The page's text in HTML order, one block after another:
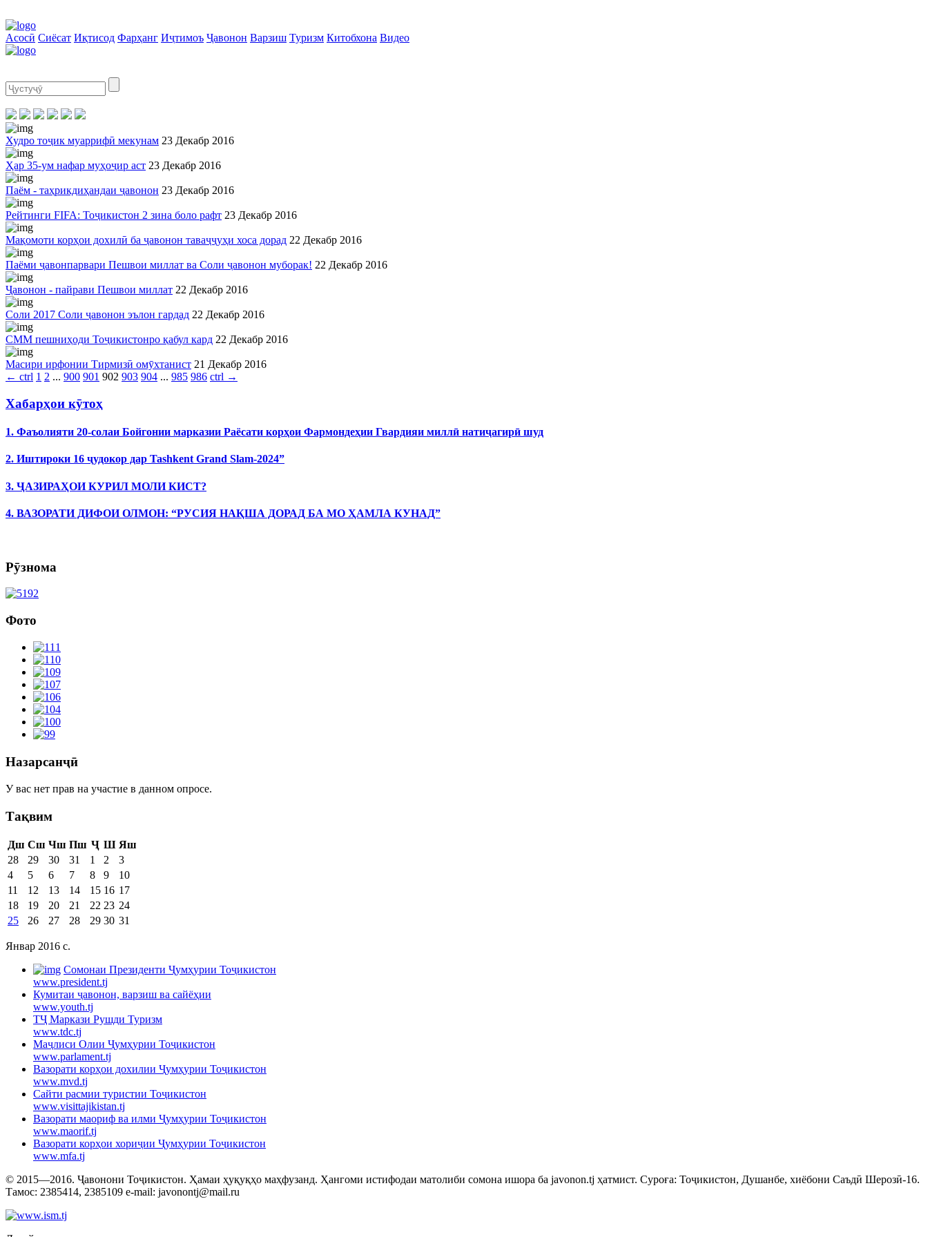
Асосӣ Сиёсат Иқтисод Фарҳанг Иҷтимоъ Ҷавонон Варзиш Туризм Китобхона Видео
Худро тоҷик муаррифӣ мекунам 23 Декабр 2016
Ҳар 35-ум нафар муҳоҷир аст 23 Декабр 2016
Паём - таҳрикдиҳандаи ҷавонон 23 Декабр 2016
Рейтинги FIFA: Тоҷикистон 2 зина боло рафт 23 Декабр 2016
Мақомоти корҳои дохилӣ ба ҷавонон таваҷҷуҳи хоса дорад 22 Декабр 2016
Паёми ҷавонпарвари Пешвои миллат ва Соли ҷавонон муборак! 22 Декабр 2016
Ҷавонон - пайрави Пешвои миллат 22 Декабр 2016
Соли 2017 Соли ҷавонон эълон гардад 22 Декабр 2016
СММ пешниҳоди Тоҷикистонро қабул кард 22 Декабр 2016
Масири ирфонии Тирмизӣ омӯхтанист 21 Декабр 2016
← ctrl 1 2 ... 900 901 902 903 904 ... 985 986 ctrl →
Хабарҳои кӯтоҳ
1. Фаъолияти 20-солаи Бойгонии марказии Раёсати корҳои Фармондеҳии Гвардияи миллӣ натиҷагирӣ шуд
2. Иштироки 16 ҷудокор дар Tashkent Grand Slam-2024”
3. ҶАЗИРАҲОИ КУРИЛ МОЛИ КИСТ?
4. ВАЗОРАТИ ДИФОИ ОЛМОН: “РУСИЯ НАҚША ДОРАД БА МО ҲАМЛА КУНАД”
Рӯзнома
Фото
Назарсанҷӣ
У вас нет прав на участие в данном опросе.
Тақвим
Дш Сш Чш Пш Ҷ Ш Яш
28
29 30 31 1 2
3
4
5 6 7 8 9
10
11
12 13 14 15 16 17
18
19 20 21 22 23 24
25
26 27 28 29 30 31
Январ 2016 c.
Cомонаи Президенти Ҷумҳурии Тоҷикистон
www.president.tj
Кумитаи ҷавонон, варзиш ва сайёҳии
www.youth.tj
ТҶ Маркази Рушди Туризм
www.tdc.tj
Маҷлиси Олии Ҷумҳурии Тоҷикистон
www.parlament.tj
Вазорати корҳои дохилии Ҷумҳурии Тоҷикистон
www.mvd.tj
Сайти расмии туристии Тоҷикистон
www.visittajikistan.tj
Вазорати маориф ва илми Ҷумҳурии Тоҷикистон
www.maorif.tj
Вазорати корҳои хориҷии Ҷумҳурии Тоҷикистон
www.mfa.tj
© 2015—2016. Ҷавонони Тоҷикистон. Ҳамаи ҳуқуқҳо маҳфузанд. Ҳангоми истифодаи матолиби сомона ишора ба javonon.tj ҳатмист. Суроға: Тоҷикистон, Душанбе, хиёбони Саъдӣ Шерозӣ-16.
Тамос: 2385414, 2385109 e-mail: javonontj@mail.ru